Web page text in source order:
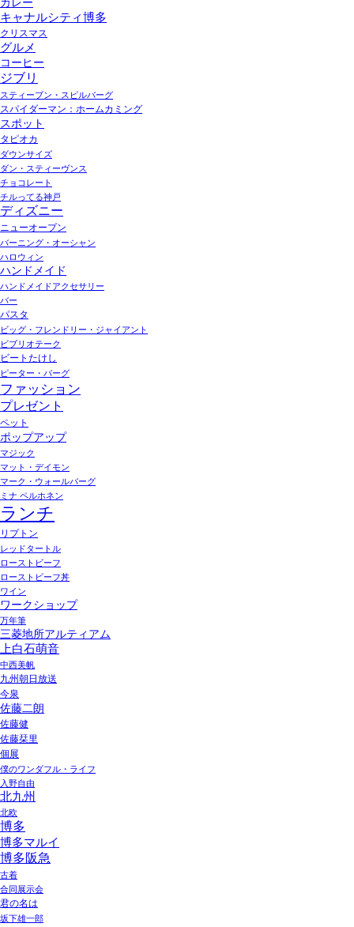
カレー
キャナルシティ博多
クリスマス
グルメ
コーヒー
ジブリ
スティーブン・スピルバーグ
スパイダーマン：ホームカミング
スポット
タピオカ
ダウンサイズ
ダン・スティーヴンス
チョコレート
チルってる神戸
ディズニー
ニューオープン
バーニング・オーシャン
ハロウィン
ハンドメイド
ハンドメイドアクセサリー
バー
パスタ
ビッグ・フレンドリー・ジャイアント
ビブリオテーク
ビートたけし
ピーター・バーグ
ファッション
プレゼント
ペット
ポップアップ
マジック
マット・デイモン
マーク・ウォールバーグ
ミナ ペルホネン
ランチ
リプトン
レッドタートル
ローストビーフ
ローストビーフ丼
ワイン
ワークショップ
万年筆
三菱地所アルティアム
上白石萌音
中西美帆
九州朝日放送
今泉
佐藤二朗
佐藤健
佐藤栞里
個展
僕のワンダフル・ライフ
入野自由
北九州
北欧
博多
博多マルイ
博多阪急
古着
合同展示会
君の名は
坂下雄一郎